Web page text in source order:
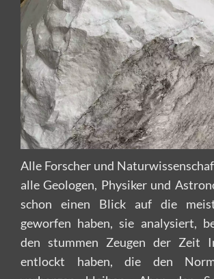
Alle Forscher und
alle Geologen, Physiker und
schon einen Blick auf die
geworfen haben, sie analysiert,
den stummen Zeugen der Zeit
entlockt haben, die den